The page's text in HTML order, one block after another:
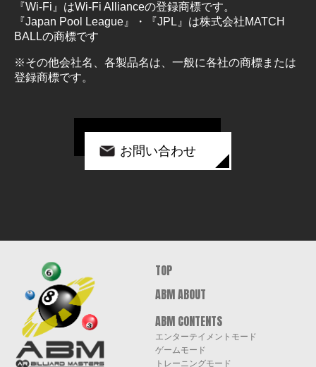
『Wi-Fi』はWi-Fi Allianceの登録商標です。
『Japan Pool League』・『JPL』は株式会社MATCH
BALLの商標です
※その他会社名、各製品名は、一般に各社の商標または
登録商標です。
お問い合わせ
ABM AR
BILLIARD
MASTERS
TOP
ABM ABOUT
ABM CONTENTS
エンターテイメントモード
ゲームモード
トレーニングモード